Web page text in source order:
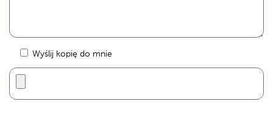
Wyślij kopię do mnie